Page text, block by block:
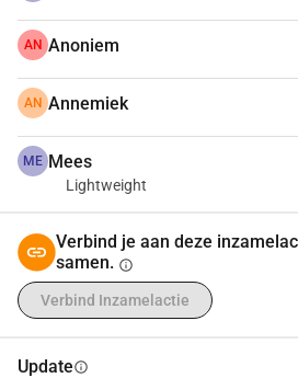
AN Anoniem
AN Annemiek
ME Mees
Lightweight
Verbind je aan deze
samen. info
Verbind Inzamelactie
Updateinfo